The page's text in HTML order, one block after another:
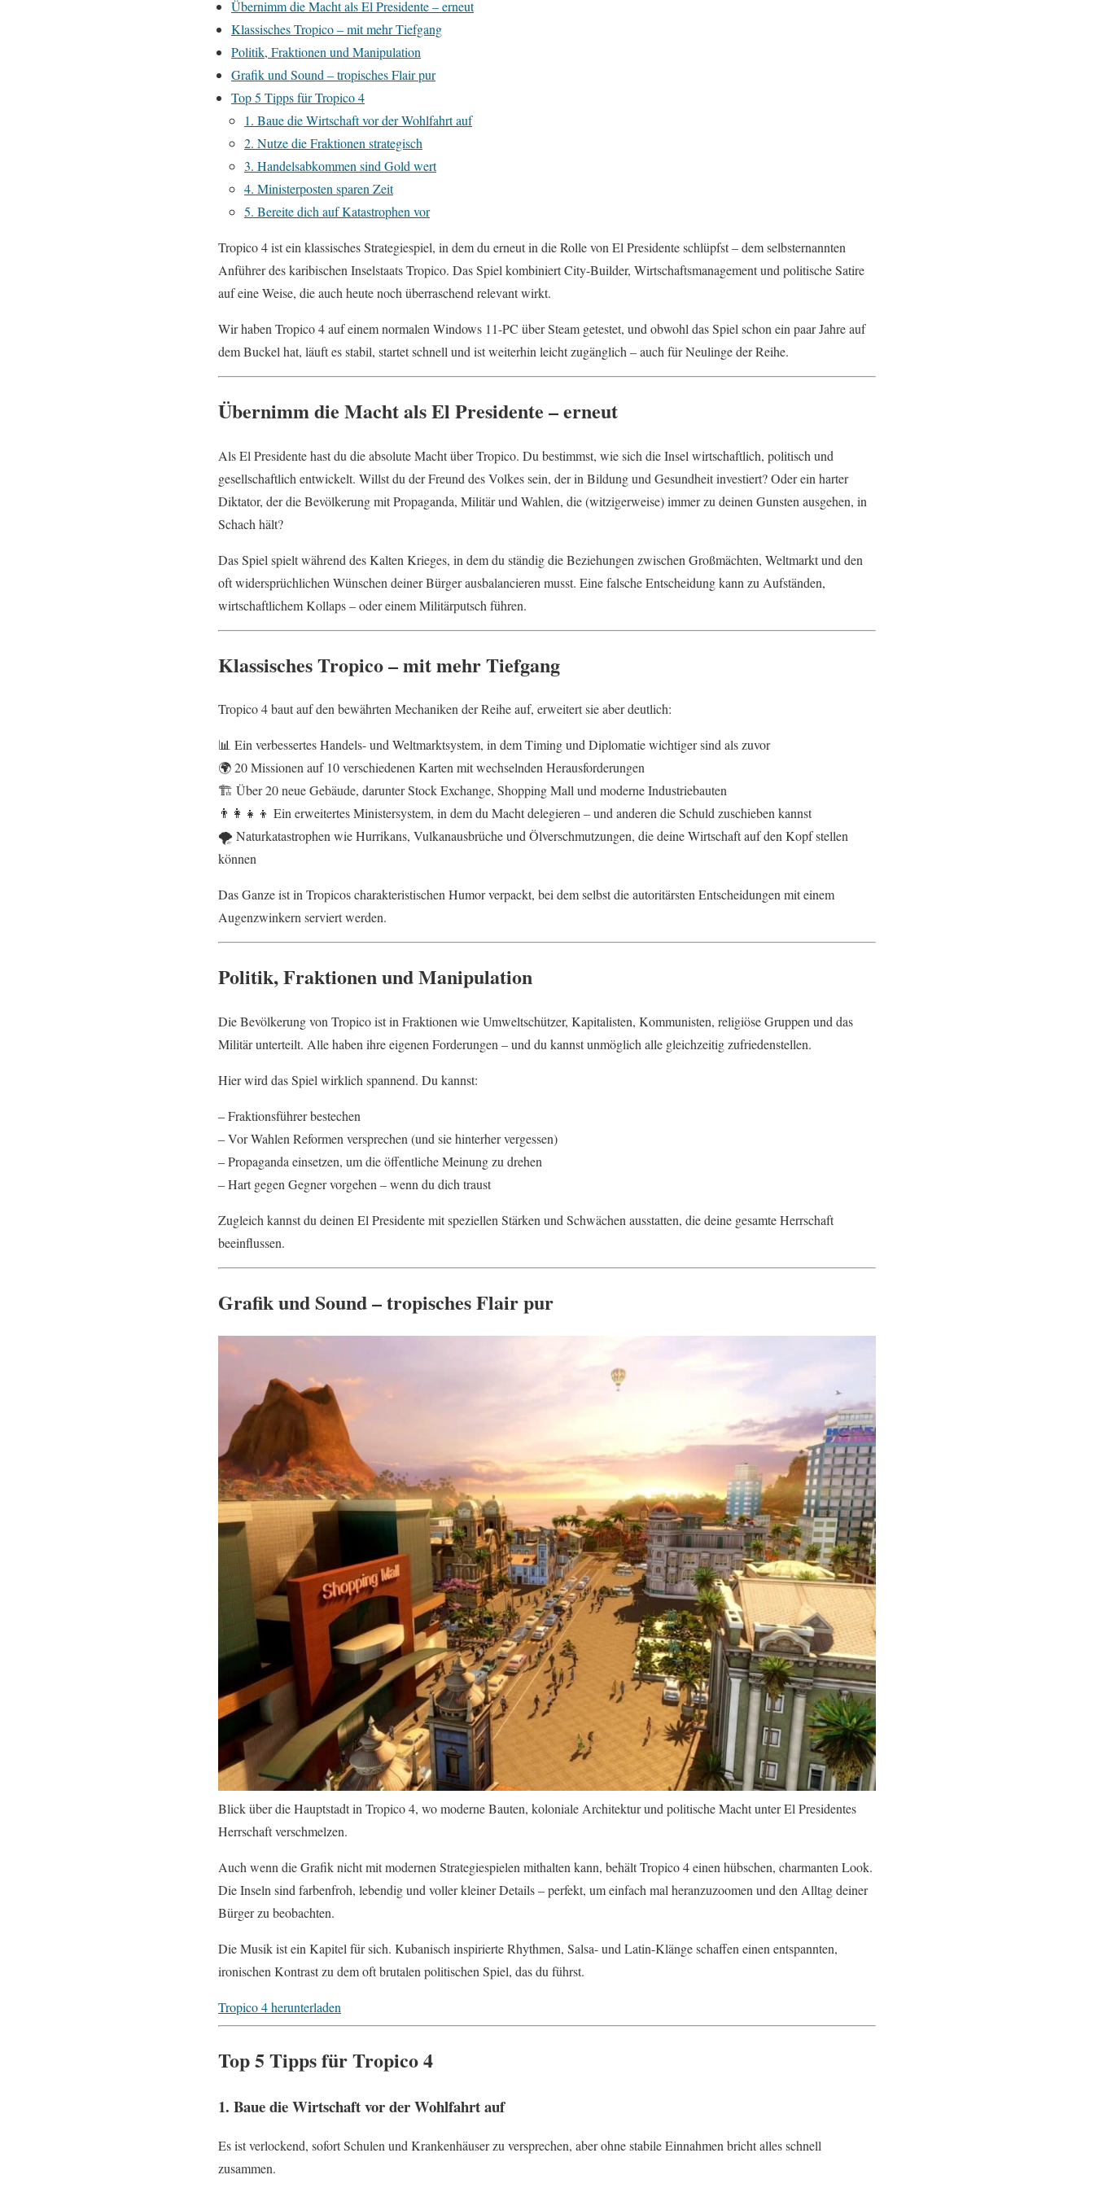
Übernimm die Macht als El Presidente – erneut
Klassisches Tropico – mit mehr Tiefgang
Politik, Fraktionen und Manipulation
Grafik und Sound – tropisches Flair pur
Top 5 Tipps für Tropico 4
1. Baue die Wirtschaft vor der Wohlfahrt auf
2. Nutze die Fraktionen strategisch
3. Handelsabkommen sind Gold wert
4. Ministerposten sparen Zeit
5. Bereite dich auf Katastrophen vor
Tropico 4 ist ein klassisches Strategiespiel, in dem du erneut in die Rolle von El Presidente schlüpfst – dem selbsternannten
Anführer des karibischen Inselstaats Tropico. Das Spiel kombiniert City-Builder, Wirtschaftsmanagement und politische Satire
auf eine Weise, die auch heute noch überraschend relevant wirkt.
Wir haben Tropico 4 auf einem normalen Windows 11-PC über Steam getestet, und obwohl das Spiel schon ein paar Jahre auf
dem Buckel hat, läuft es stabil, startet schnell und ist weiterhin leicht zugänglich – auch für Neulinge der Reihe.
Übernimm die Macht als El Presidente – erneut
Als El Presidente hast du die absolute Macht über Tropico. Du bestimmst, wie sich die Insel wirtschaftlich, politisch und
gesellschaftlich entwickelt. Willst du der Freund des Volkes sein, der in Bildung und Gesundheit investiert? Oder ein harter
Diktator, der die Bevölkerung mit Propaganda, Militär und Wahlen, die (witzigerweise) immer zu deinen Gunsten ausgehen, in
Schach hält?
Das Spiel spielt während des Kalten Krieges, in dem du ständig die Beziehungen zwischen Großmächten, Weltmarkt und den
oft widersprüchlichen Wünschen deiner Bürger ausbalancieren musst. Eine falsche Entscheidung kann zu Aufständen,
wirtschaftlichem Kollaps – oder einem Militärputsch führen.
Klassisches Tropico – mit mehr Tiefgang
Tropico 4 baut auf den bewährten Mechaniken der Reihe auf, erweitert sie aber deutlich:
📊 Ein verbessertes Handels- und Weltmarktsystem, in dem Timing und Diplomatie wichtiger sind als zuvor
🌍 20 Missionen auf 10 verschiedenen Karten mit wechselnden Herausforderungen
🏗️ Über 20 neue Gebäude, darunter Stock Exchange, Shopping Mall und moderne Industriebauten
👨‍👩‍👧‍👦 Ein erweitertes Ministersystem, in dem du Macht delegieren – und anderen die Schuld zuschieben kannst
🌪️ Naturkatastrophen wie Hurrikans, Vulkanausbrüche und Ölverschmutzungen, die deine Wirtschaft auf den Kopf stellen
können
Das Ganze ist in Tropicos charakteristischen Humor verpackt, bei dem selbst die autoritärsten Entscheidungen mit einem
Augenzwinkern serviert werden.
Politik, Fraktionen und Manipulation
Die Bevölkerung von Tropico ist in Fraktionen wie Umweltschützer, Kapitalisten, Kommunisten, religiöse Gruppen und das
Militär unterteilt. Alle haben ihre eigenen Forderungen – und du kannst unmöglich alle gleichzeitig zufriedenstellen.
Hier wird das Spiel wirklich spannend. Du kannst:
– Fraktionsführer bestechen
– Vor Wahlen Reformen versprechen (und sie hinterher vergessen)
– Propaganda einsetzen, um die öffentliche Meinung zu drehen
– Hart gegen Gegner vorgehen – wenn du dich traust
Zugleich kannst du deinen El Presidente mit speziellen Stärken und Schwächen ausstatten, die deine gesamte Herrschaft
beeinflussen.
Grafik und Sound – tropisches Flair pur
Blick über die Hauptstadt in Tropico 4, wo moderne Bauten, koloniale Architektur und politische Macht unter El Presidentes
Herrschaft verschmelzen.
Auch wenn die Grafik nicht mit modernen Strategiespielen mithalten kann, behält Tropico 4 einen hübschen, charmanten Look.
Die Inseln sind farbenfroh, lebendig und voller kleiner Details – perfekt, um einfach mal heranzuzoomen und den Alltag deiner
Bürger zu beobachten.
Die Musik ist ein Kapitel für sich. Kubanisch inspirierte Rhythmen, Salsa- und Latin-Klänge schaffen einen entspannten,
ironischen Kontrast zu dem oft brutalen politischen Spiel, das du führst.
Tropico 4 herunterladen
Top 5 Tipps für Tropico 4
1. Baue die Wirtschaft vor der Wohlfahrt auf
Es ist verlockend, sofort Schulen und Krankenhäuser zu versprechen, aber ohne stabile Einnahmen bricht alles schnell
zusammen.